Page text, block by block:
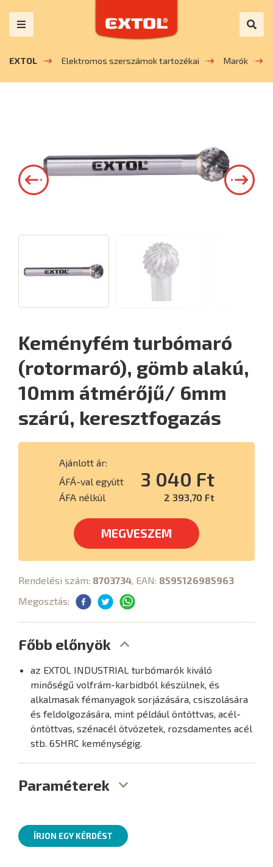
EXTOL Elektromos szerszámok tartozékai Marók
Keményfém turbómaró
(rotormaró), gömb alakú,
10mm átmérőjű/ 6mm
szárú, keresztfogazás
Ajánlott ár:
ÁFÁ-val együtt
3 040 Ft
ÁFA nélkül 2 393,70 Ft
MEGVESZEM
Rendelési szám: 8703734, EAN: 8595126985963
Megosztás:
Főbb előnyök
az EXTOL INDUSTRIAL turbómarók kiváló
minőségű volfrám-karbidból készülnek, és
alkalmasak fémanyagok sorjázására, csiszolására
és feldolgozására, mint például öntöttvas, acél-
öntöttvas, szénacél ötvözetek, rozsdamentes acél
stb. 65HRC keménységig.
Paraméterek
ÍRJON EGY KÉRDÉST